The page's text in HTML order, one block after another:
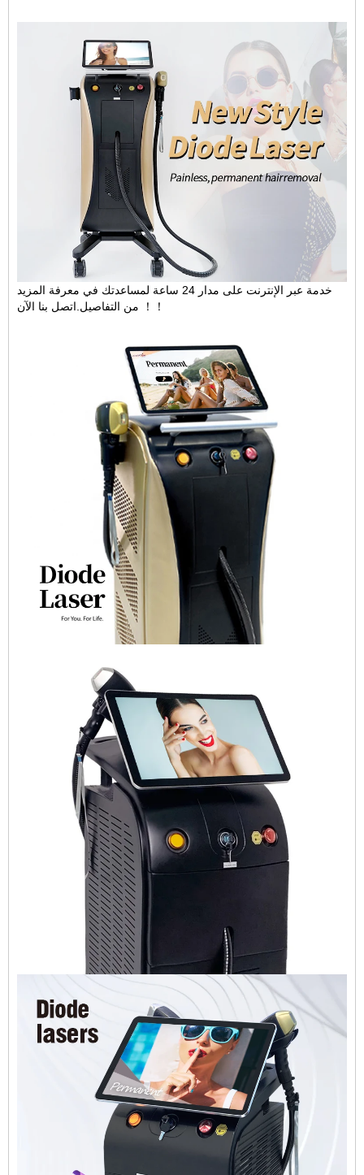
خدمة عبر الإنترنت على مدار 24 ساعة لمساعدتك في معرفة المزيد
من التفاصيل.اتصل بنا الآن ！！